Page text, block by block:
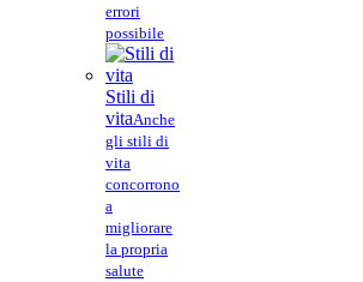
errori
possibile
Stili di
vitaAnche
gli stili di
vita
concorrono
a
migliorare
la propria
salute